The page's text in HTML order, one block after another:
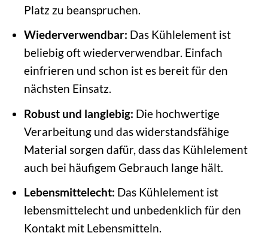
Platz zu beanspruchen.
Wiederverwendbar: Das Kühlelement ist
beliebig oft wiederverwendbar. Einfach
einfrieren und schon ist es bereit für den
nächsten Einsatz.
Robust und langlebig: Die hochwertige
Verarbeitung und das widerstandsfähige
Material sorgen dafür, dass das Kühlelement
auch bei häufigem Gebrauch lange hält.
Lebensmittelecht: Das Kühlelement ist
lebensmittelecht und unbedenklich für den
Kontakt mit Lebensmitteln.